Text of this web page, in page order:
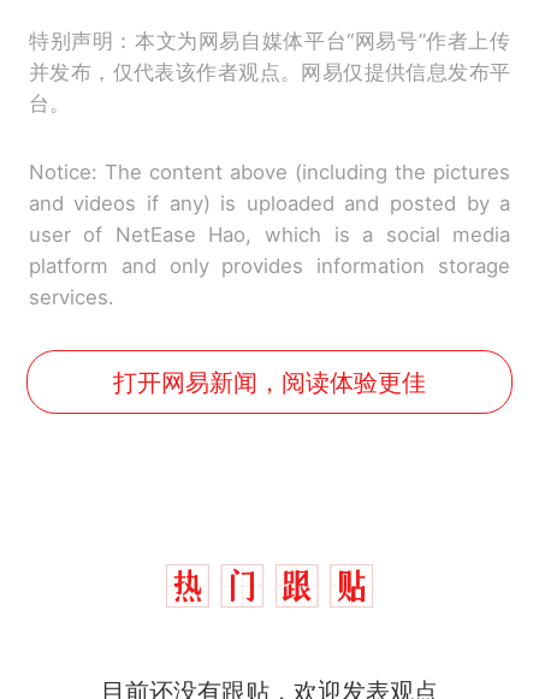
特别声明：本文为网易自媒体平台“网易号”作者上传
并发布，仅代表该作者观点。网易仅提供信息发布平
台。
Notice: The content above (including the pictures
and videos if any) is uploaded and posted by a
user of NetEase Hao, which is a social media
platform and only provides information storage
services.
打开网易新闻，阅读体验更佳
目前还没有跟贴，欢迎发表观点